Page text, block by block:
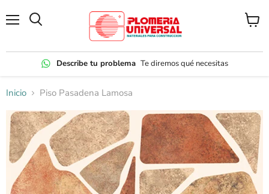
Describe tu problema Te diremos qué necesitas
Ver
Inicio Piso Pasadena Lamosa